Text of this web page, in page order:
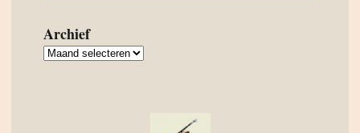
Archief
Archief